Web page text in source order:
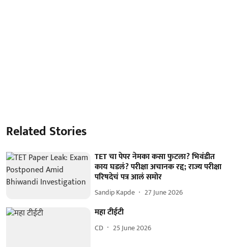
Related Stories
TET चा पेपर नेमका कसा फुटला? भिवंडीत
काय घडलं? परीक्षा अचानक रद्द; राज्य परीक्षा
परिषदेचं पत्र आलं समोर
Sandip Kapde 27 June 2026
महा टीईटी
CD 25 June 2026